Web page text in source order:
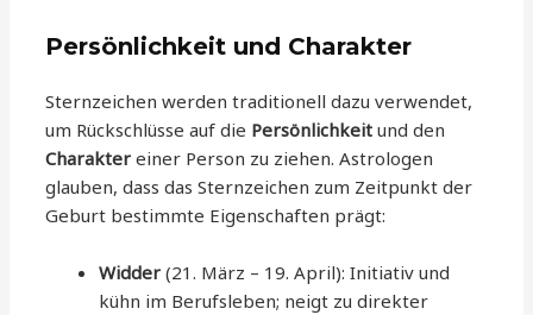
Persönlichkeit und Charakter
Sternzeichen werden traditionell dazu verwendet,
um Rückschlüsse auf die Persönlichkeit und den
Charakter einer Person zu ziehen. Astrologen
glauben, dass das Sternzeichen zum Zeitpunkt der
Geburt bestimmte Eigenschaften prägt:
Widder (21. März – 19. April): Initiativ und
kühn im Berufsleben; neigt zu direkter